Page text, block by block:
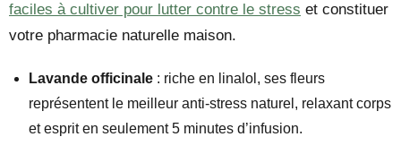
faciles à cultiver pour lutter contre le stress et constituer
votre pharmacie naturelle maison.
Lavande officinale : riche en linalol, ses fleurs
représentent le meilleur anti-stress naturel, relaxant corps
et esprit en seulement 5 minutes d’infusion.